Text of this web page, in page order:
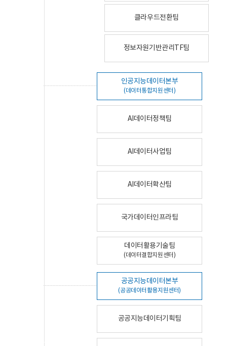
클라우드전환팀
정보자원기반관리TF팀
인공지능데이터본부
(데이터통합지원센터)
AI데이터정책팀
AI데이터사업팀
AI데이터확산팀
국가데이터인프라팀
데이터활용기술팀
(데이터결합지원센터)
공공지능데이터본부
(공공데이터활용지원센터)
공공지능데이터기획팀